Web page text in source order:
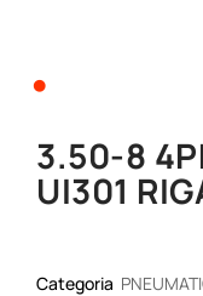
•
3.50-8
UI301
Categoria